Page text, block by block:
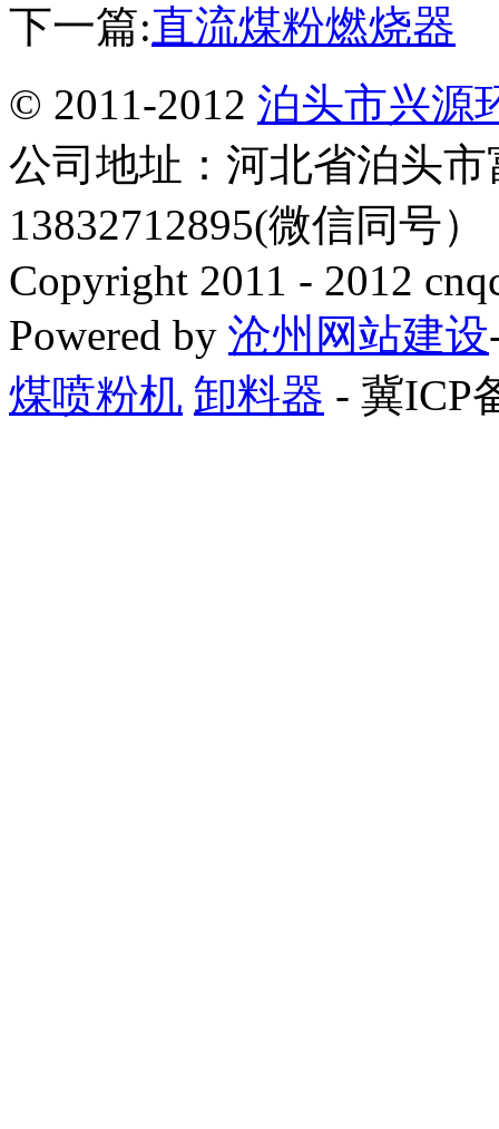
下一篇:直流煤粉燃烧器
© 2011-2012 泊头市兴源
公司地址：河北省泊头
13832712895(微信同号
Copyright 2011 - 2012
Powered by 沧州网站建设
煤喷粉机 卸料器 - 冀ICP